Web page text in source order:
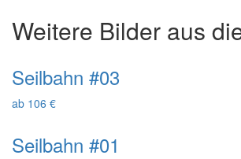
Weitere Bilder aus
Seilbahn #03
ab 106 €
Seilbahn #01